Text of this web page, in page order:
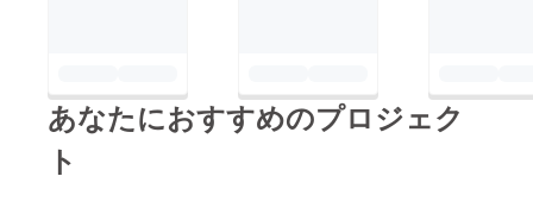
あなたにおすすめのプロジェク
ト